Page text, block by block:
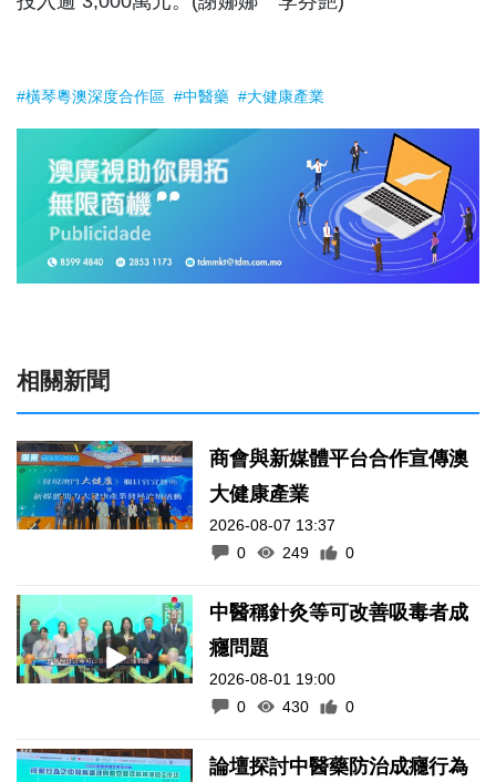
#橫琴粵澳深度合作區 #中醫藥 #大健康產業
相關新聞
商會與新媒體平台合作宣傳澳
大健康產業
2026-08-07 13:37
0
249 0
中醫稱針灸等可改善吸毒者成
癮問題
2026-08-01 19:00
0
430 0
論壇探討中醫藥防治成癮行為